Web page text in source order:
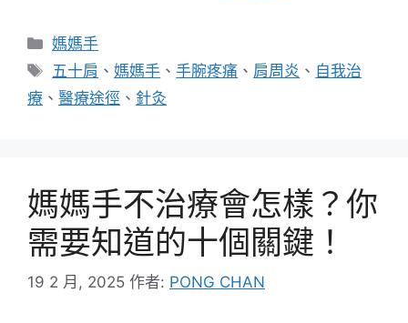
分
類
媽媽手
標
籤
五十肩 、媽媽手 、手腕疼痛 、 肩周炎 、 自我治
療 、 醫療途徑 、 針灸
媽媽手不治療會怎樣？你
需要知道的十個關鍵！
19 2 月, 2025 作者: PONG CHAN